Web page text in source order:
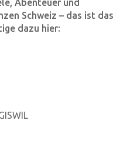
Abenteuer und
Schweiz – das ist das
dazu hier: